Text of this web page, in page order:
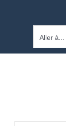
Aller à...